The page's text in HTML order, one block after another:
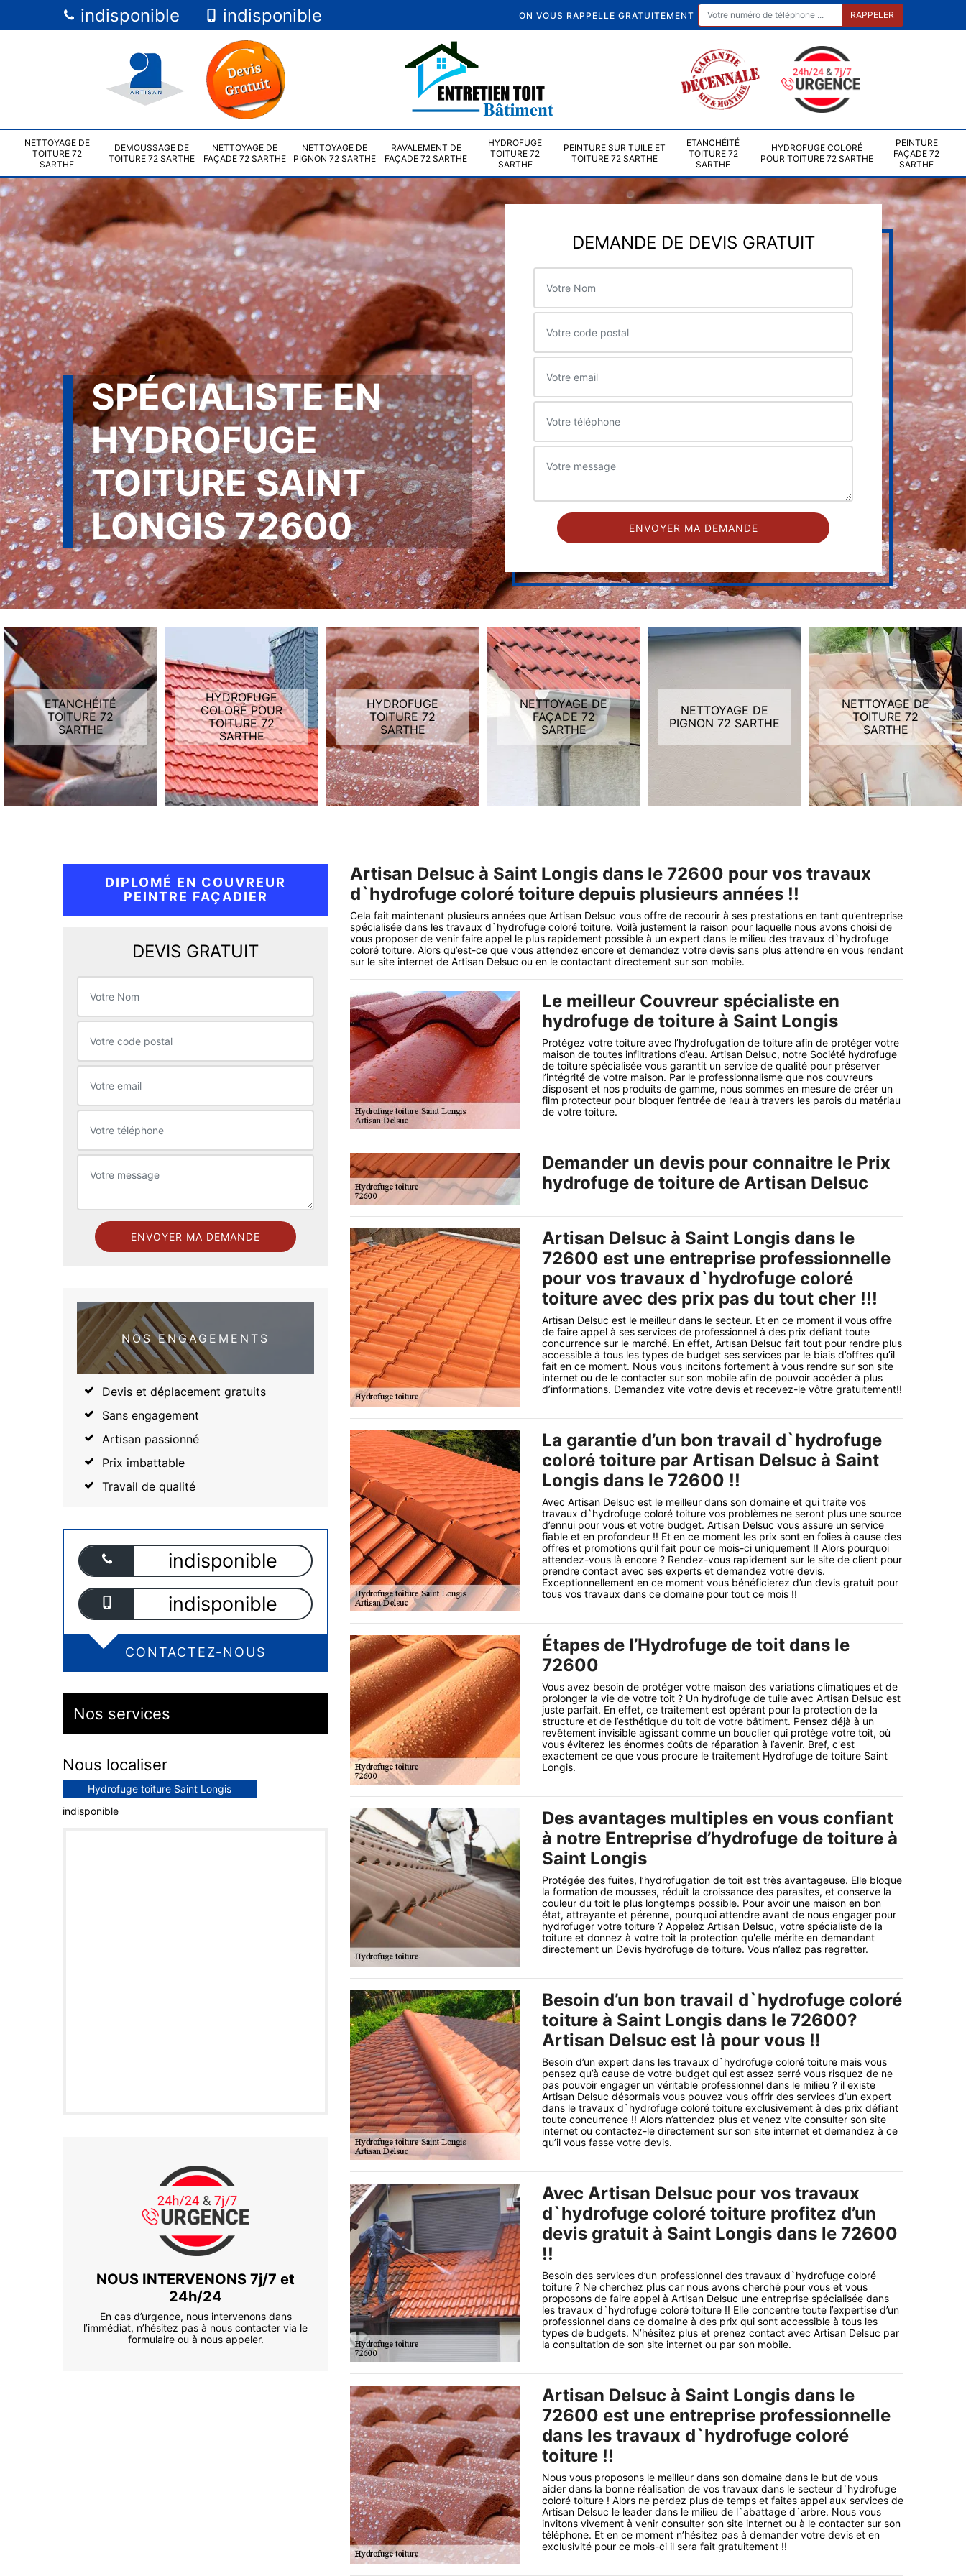
indisponible indisponible ON VOUS RAPPELLE GRATUITEMENT
NETTOYAGE DE
TOITURE 72
SARTHE
DEMOUSSAGE DE
TOITURE 72 SARTHE
NETTOYAGE DE
FAÇADE 72 SARTHE
NETTOYAGE DE
PIGNON 72 SARTHE
RAVALEMENT DE
FAÇADE 72 SARTHE
HYDROFUGE
TOITURE 72
SARTHE
PEINTURE SUR TUILE ET
TOITURE 72 SARTHE
ETANCHÉITÉ
TOITURE 72
SARTHE
HYDROFUGE COLORÉ
POUR TOITURE 72 SARTHE
PEINTURE
FAÇADE 72
SARTHE
SPÉCIALISTE EN
HYDROFUGE
TOITURE SAINT
LONGIS 72600
DEMANDE DE DEVIS GRATUIT
ETANCHÉITÉ
TOITURE 72
SARTHE
HYDROFUGE
COLORÉ POUR
TOITURE 72
SARTHE
HYDROFUGE
TOITURE 72
SARTHE
NETTOYAGE DE
FAÇADE 72
SARTHE
NETTOYAGE DE
PIGNON 72 SARTHE
NETTOYAGE DE
TOITURE 72
SARTHE
DIPLOMÉ EN COUVREUR
PEINTRE FAÇADIER
DEVIS GRATUIT
NOS ENGAGEMENTS
Devis et déplacement gratuits
Sans engagement
Artisan passionné
Prix imbattable
Travail de qualité
indisponible
indisponible
CONTACTEZ-NOUS
Nos services
Nous localiser
Hydrofuge toiture Saint Longis
indisponible
NOUS INTERVENONS 7j/7 et
24h/24
En cas d’urgence, nous intervenons dans
l’immédiat, n’hésitez pas à nous contacter via le
formulaire ou à nous appeler.
Artisan Delsuc à Saint Longis dans le 72600 pour vos travaux
d`hydrofuge coloré toiture depuis plusieurs années !!
Cela fait maintenant plusieurs années que Artisan Delsuc vous offre de recourir à ses prestations en tant qu’entreprise
spécialisée dans les travaux d`hydrofuge coloré toiture. Voilà justement la raison pour laquelle nous avons choisi de
vous proposer de venir faire appel le plus rapidement possible à un expert dans le milieu des travaux d`hydrofuge
coloré toiture. Alors qu’est-ce que vous attendez encore et demandez votre devis sans plus attendre en vous rendant
sur le site internet de Artisan Delsuc ou en le contactant directement sur son mobile.
Le meilleur Couvreur spécialiste en
hydrofuge de toiture à Saint Longis
Protégez votre toiture avec l’hydrofugation de toiture afin de protéger votre
maison de toutes infiltrations d’eau. Artisan Delsuc, notre Société hydrofuge
de toiture spécialisée vous garantit un service de qualité pour préserver
l’intégrité de votre maison. Par le professionnalisme que nos couvreurs
disposent et nos produits de gamme, nous sommes en mesure de créer un
film protecteur pour bloquer l’entrée de l’eau à travers les parois du matériau
de votre toiture.
Demander un devis pour connaitre le Prix
hydrofuge de toiture de Artisan Delsuc
Artisan Delsuc à Saint Longis dans le
72600 est une entreprise professionnelle
pour vos travaux d`hydrofuge coloré
toiture avec des prix pas du tout cher !!!
Artisan Delsuc est le meilleur dans le secteur. Et en ce moment il vous offre
de faire appel à ses services de professionnel à des prix défiant toute
concurrence sur le marché. En effet, Artisan Delsuc fait tout pour rendre plus
accessible à tous les types de budget ses services par le biais d’offres qu’il
fait en ce moment. Nous vous incitons fortement à vous rendre sur son site
internet ou de le contacter sur son mobile afin de pouvoir accéder à plus
d’informations. Demandez vite votre devis et recevez-le vôtre gratuitement!!
La garantie d’un bon travail d`hydrofuge
coloré toiture par Artisan Delsuc à Saint
Longis dans le 72600 !!
Avec Artisan Delsuc est le meilleur dans son domaine et qui traite vos
travaux d`hydrofuge coloré toiture vos problèmes ne seront plus une source
d’ennui pour vous et votre budget. Artisan Delsuc vous assure un service
fiable et en profondeur !! Et en ce moment les prix sont en folies à cause des
offres et promotions qu’il fait pour ce mois-ci uniquement !! Alors pourquoi
attendez-vous là encore ? Rendez-vous rapidement sur le site de client pour
prendre contact avec ses experts et demandez votre devis.
Exceptionnellement en ce moment vous bénéficierez d’un devis gratuit pour
tous vos travaux dans ce domaine pour tout ce mois !!
Étapes de l’Hydrofuge de toit dans le
72600
Vous avez besoin de protéger votre maison des variations climatiques et de
prolonger la vie de votre toit ? Un hydrofuge de tuile avec Artisan Delsuc est
juste parfait. En effet, ce traitement est opérant pour la protection de la
structure et de l’esthétique du toit de votre bâtiment. Pensez déjà à un
revêtement invisible agissant comme un bouclier qui protège votre toit, où
vous éviterez les énormes coûts de réparation à l’avenir. Bref, c'est
exactement ce que vous procure le traitement Hydrofuge de toiture Saint
Longis.
Des avantages multiples en vous confiant
à notre Entreprise d’hydrofuge de toiture à
Saint Longis
Protégée des fuites, l’hydrofugation de toit est très avantageuse. Elle bloque
la formation de mousses, réduit la croissance des parasites, et conserve la
couleur du toit le plus longtemps possible. Pour avoir une maison en bon
état, attrayante et pérenne, pourquoi attendre avant de nous engager pour
hydrofuger votre toiture ? Appelez Artisan Delsuc, votre spécialiste de la
toiture et donnez à votre toit la protection qu'elle mérite en demandant
directement un Devis hydrofuge de toiture. Vous n’allez pas regretter.
Besoin d’un bon travail d`hydrofuge coloré
toiture à Saint Longis dans le 72600?
Artisan Delsuc est là pour vous !!
Besoin d’un expert dans les travaux d`hydrofuge coloré toiture mais vous
pensez qu’à cause de votre budget qui est assez serré vous risquez de ne
pas pouvoir engager un véritable professionnel dans le milieu ? il existe
Artisan Delsuc désormais vous pouvez vous offrir des services d’un expert
dans le travaux d`hydrofuge coloré toiture exclusivement à des prix défiant
toute concurrence !! Alors n’attendez plus et venez vite consulter son site
internet ou contactez-le directement sur son site internet et demandez à ce
qu’il vous fasse votre devis.
Avec Artisan Delsuc pour vos travaux
d`hydrofuge coloré toiture profitez d’un
devis gratuit à Saint Longis dans le 72600
!!
Besoin des services d’un professionnel des travaux d`hydrofuge coloré
toiture ? Ne cherchez plus car nous avons cherché pour vous et vous
proposons de faire appel à Artisan Delsuc une entreprise spécialisée dans
les travaux d`hydrofuge coloré toiture !! Elle concentre toute l’expertise d’un
professionnel dans ce domaine à des prix qui sont accessible à tous les
types de budgets. N’hésitez plus et prenez contact avec Artisan Delsuc par
la consultation de son site internet ou par son mobile.
Artisan Delsuc à Saint Longis dans le
72600 est une entreprise professionnelle
dans les travaux d`hydrofuge coloré
toiture !!
Nous vous proposons le meilleur dans son domaine dans le but de vous
aider dans la bonne réalisation de vos travaux dans le secteur d`hydrofuge
coloré toiture ! Alors ne perdez plus de temps et faites appel aux services de
Artisan Delsuc le leader dans le milieu de l`abattage d`arbre. Nous vous
invitons vivement à venir consulter son site internet ou à le contacter sur son
téléphone. Et en ce moment n’hésitez pas à demander votre devis et en
exclusivité pour ce mois-ci il sera fait gratuitement !!